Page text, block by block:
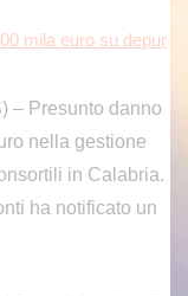
– Presunto danno
in Calabria.
ha notificato un
il petrolio può crolla